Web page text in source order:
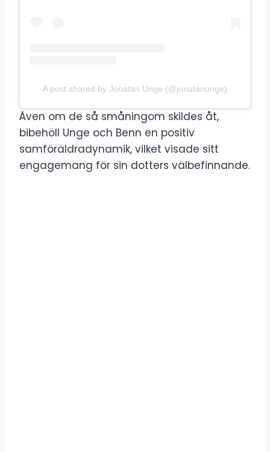
A post shared by Jonatan Unge (@jonatanunge)
Även om de så småningom skildes åt,
bibehöll Unge och Benn en positiv
samföräldradynamik, vilket visade sitt
engagemang för sin dotters välbefinnande.